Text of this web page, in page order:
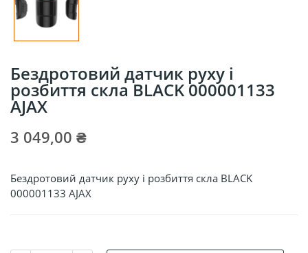
Бездротовий датчик руху і
розбиття скла BLACK 000001133
AJAX
3 049,00 ₴
Бездротовий датчик руху і розбиття скла BLACK
000001133 AJAX